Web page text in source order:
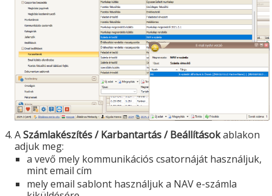
ASzámlakészítés / Karbantartás / Beállításokablakon
adjuk meg:
a vevő mely kommunikációs csatornáját használjuk,
mint email cím
mely email sablont használjuk a NAV e-számla